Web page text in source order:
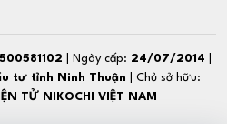
| Ngày cấp: 24/07/2014
tư tỉnh Ninh Thuận | Chủ sở hữu:
TỬ NIKOCHI VIỆT NAM